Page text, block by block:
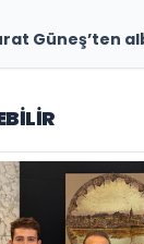
Güneş’ten